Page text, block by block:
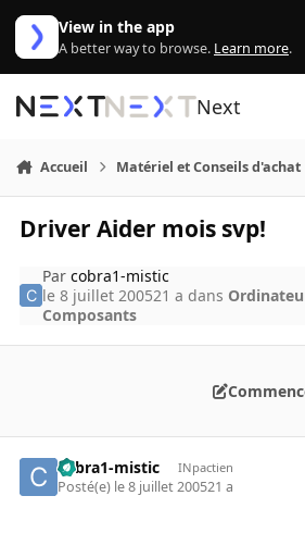
Aller au contenu
View in the app
A better way to browse. Learn more.
Next
Accueil Matériel et Conseils d'achat
Driver Aider mois svp!
Parcobra1-mistic
le 8 juillet 200521 a dans
Composants
cobra1-mistic INpactien
Posté(e) le 8 juillet 200521 a